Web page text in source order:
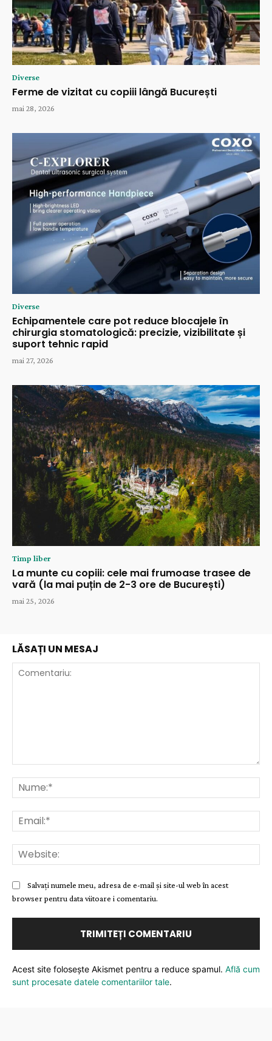
Diverse
Ferme de vizitat cu copiii lângă București
mai 28, 2026
Diverse
Echipamentele care pot reduce blocajele în
chirurgia stomatologică: precizie, vizibilitate și
suport tehnic rapid
mai 27, 2026
Timp liber
La munte cu copiii: cele mai frumoase trasee de
vară (la mai puțin de 2-3 ore de București)
mai 25, 2026
LĂSAȚI UN MESAJ
Salvați numele meu, adresa de e-mail și site-ul web în acest
browser pentru data viitoare i comentariu.
Acest site folosește Akismet pentru a reduce spamul. Află cum
sunt procesate datele comentariilor tale.